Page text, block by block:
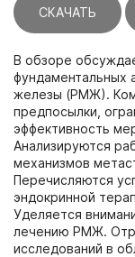
СКАЧАТЬ
В обзоре
фундаментальных
железы (РМЖ).
предпосылки,
эффективность
Анализируются
механизмов
Перечисляются
эндокринной
Уделяется
лечению РМЖ.
исследований в